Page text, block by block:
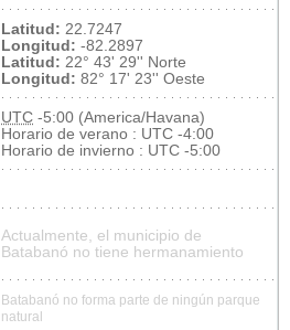
Latitud: 22.7247
Longitud: -82.2897
Latitud: 22° 43' 29'' Norte
Longitud: 82° 17' 23'' Oeste
UTC -5:00 (America/Havana)
Horario de verano : UTC -4:00
Horario de invierno : UTC -5:00
Actualmente, el municipio de
Batabanó no tiene hermanamiento
Batabanó no forma parte de ningún parque
natural